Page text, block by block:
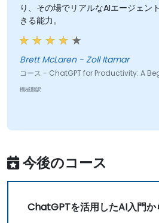
り、その場でリアルなAIエージェン
きる能力。
Brett McLaren - Zoll Itamar
コース - ChatGPT for Productivity: A
機械翻訳
今後のコース
ChatGPTを活用したAI入門か